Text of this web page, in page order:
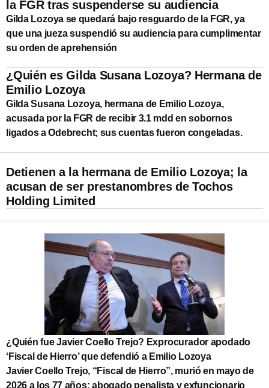
la FGR tras suspenderse su audiencia
Gilda Lozoya se quedará bajo resguardo de la FGR, ya
que una jueza suspendió su audiencia para cumplimentar
su orden de aprehensión
¿Quién es Gilda Susana Lozoya? Hermana de
Emilio Lozoya
Gilda Susana Lozoya, hermana de Emilio Lozoya,
acusada por la FGR de recibir 3.1 mdd en sobornos
ligados a Odebrecht; sus cuentas fueron congeladas.
Detienen a la hermana de Emilio Lozoya; la
acusan de ser prestanombres de Tochos
Holding Limited
¿Quién fue Javier Coello Trejo? Exprocurador apodado
‘Fiscal de Hierro’ que defendió a Emilio Lozoya
Javier Coello Trejo, “Fiscal de Hierro”, murió en mayo de
2026 a los 77 años; abogado penalista y exfuncionario